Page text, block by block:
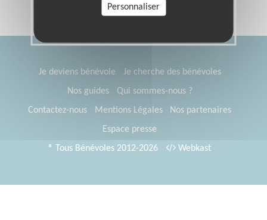
Je deviens bénévole
Je cherche des bénévoles
Nos guides
Qui sommes-nous ?
Contactez-nous
Mentions Légales
Nos partenaires
Espace presse
® Tous Bénévoles 2012-2026
Webkast
Personnaliser